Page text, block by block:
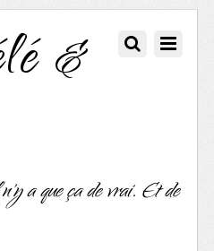
&
a que ça de vrai. Et de